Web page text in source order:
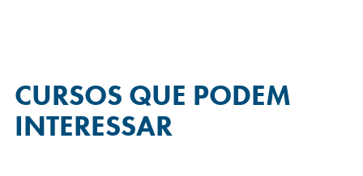
CURSOS QUE PODEM
INTERESSAR